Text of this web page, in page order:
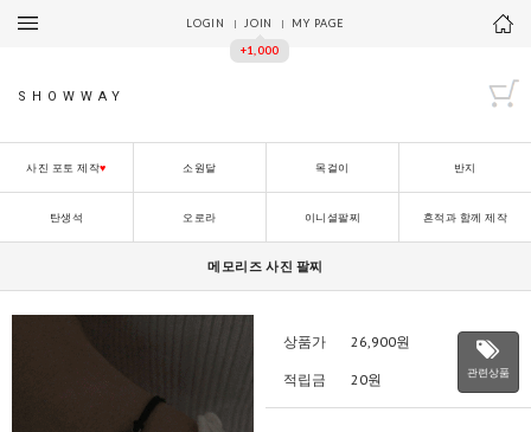
LOGIN JOIN
+1,000
MY PAGE
SHOWWAY
사진 포토 제작♥ 소원달 목걸이 반지
탄생석 오로라 이니셜팔찌 흔적과 함께 제작
메모리즈 사진 팔찌
상품가 26,900원
적립금 20원 관련상품